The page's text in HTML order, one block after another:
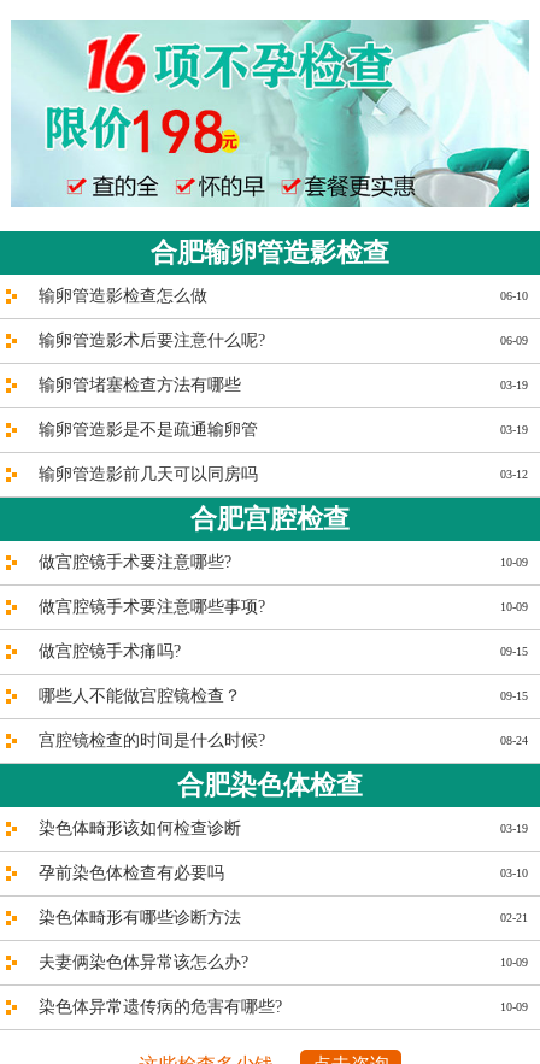
合肥输卵管造影检查
06-10
输卵管造影检查怎么做
06-09
输卵管造影术后要注意什么呢?
03-19
输卵管堵塞检查方法有哪些
03-19
输卵管造影是不是疏通输卵管
03-12
输卵管造影前几天可以同房吗
合肥宫腔检查
10-09
做宫腔镜手术要注意哪些?
10-09
做宫腔镜手术要注意哪些事项?
09-15
做宫腔镜手术痛吗?
09-15
哪些人不能做宫腔镜检查？
08-24
宫腔镜检查的时间是什么时候?
合肥染色体检查
03-19
染色体畸形该如何检查诊断
03-10
孕前染色体检查有必要吗
02-21
染色体畸形有哪些诊断方法
10-09
夫妻俩染色体异常该怎么办?
10-09
染色体异常遗传病的危害有哪些?